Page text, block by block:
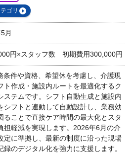
ゴリ
月
円×スタッフ数 初期費用300,000円
条件や資格、希望休を考慮し、介護現
ト作成・施設内ルートを最適化するク
ステムです。シフト自動生成と施設内
シフトと連動して自動設計し、業務効
ることで直接ケア時間の最大化とスタ
担軽減を実現します。2026年6月の介
定に準拠し、最新の制度に沿った現場
録のデジタル化を強力に支援します。